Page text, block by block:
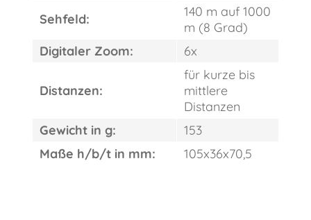
Sehfeld:
140 m auf 1000
m (8 Grad)
Digitaler Zoom:
6x
Distanzen:
für kurze bis
mittlere
Distanzen
Gewicht in g:
153
Maße h/b/t in mm:
105x36x70,5